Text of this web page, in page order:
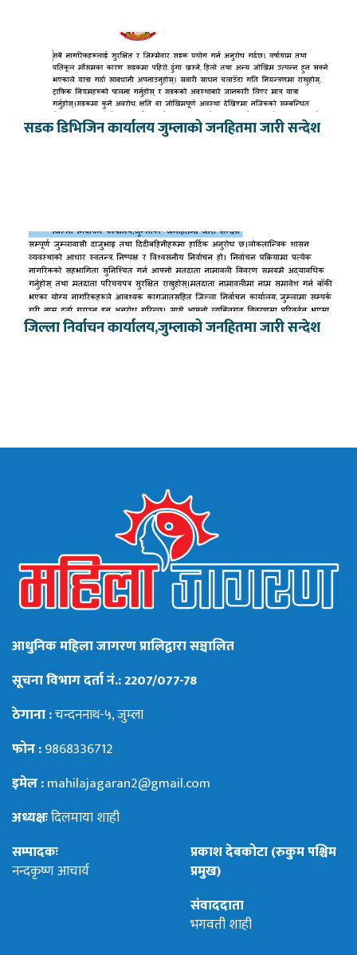
सडक डिभिजिन कार्यालय जुम्लाको जनहितमा जारी सन्देश
जिल्ला निर्वाचन कार्यालय,जुम्लाको जनहितमा जारी सन्देश
आधुनिक महिला जागरण प्रालिद्वारा सञ्चालित
सूचना विभाग दर्ता नं.: 2207/077-78
ठेगाना :चन्दननाथ-५, जुम्ला
फोन :9868336712
इमेल :mahilajagaran2@gmail.com
अध्यक्षःदिलमाया शाही
सम्पादकः
नन्दकृष्ण आचार्य
प्रकाश देबकोटा (रुकुम पश्चिम
प्रमुख)
संवाददाता
भगवती शाही